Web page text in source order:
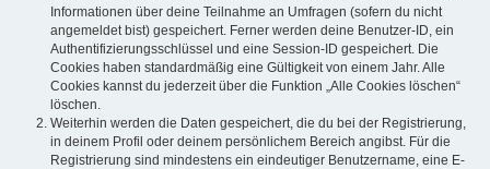
Informationen über deine Teilnahme an Umfragen (sofern du nicht
angemeldet bist) gespeichert. Ferner werden deine Benutzer-ID, ein
Authentifizierungsschlüssel und eine Session-ID gespeichert. Die
Cookies haben standardmäßig eine Gültigkeit von einem Jahr. Alle
Cookies kannst du jederzeit über die Funktion „Alle Cookies löschen“
löschen.
Weiterhin werden die Daten gespeichert, die du bei der Registrierung,
in deinem Profil oder deinem persönlichem Bereich angibst. Für die
Registrierung sind mindestens ein eindeutiger Benutzername, eine E-